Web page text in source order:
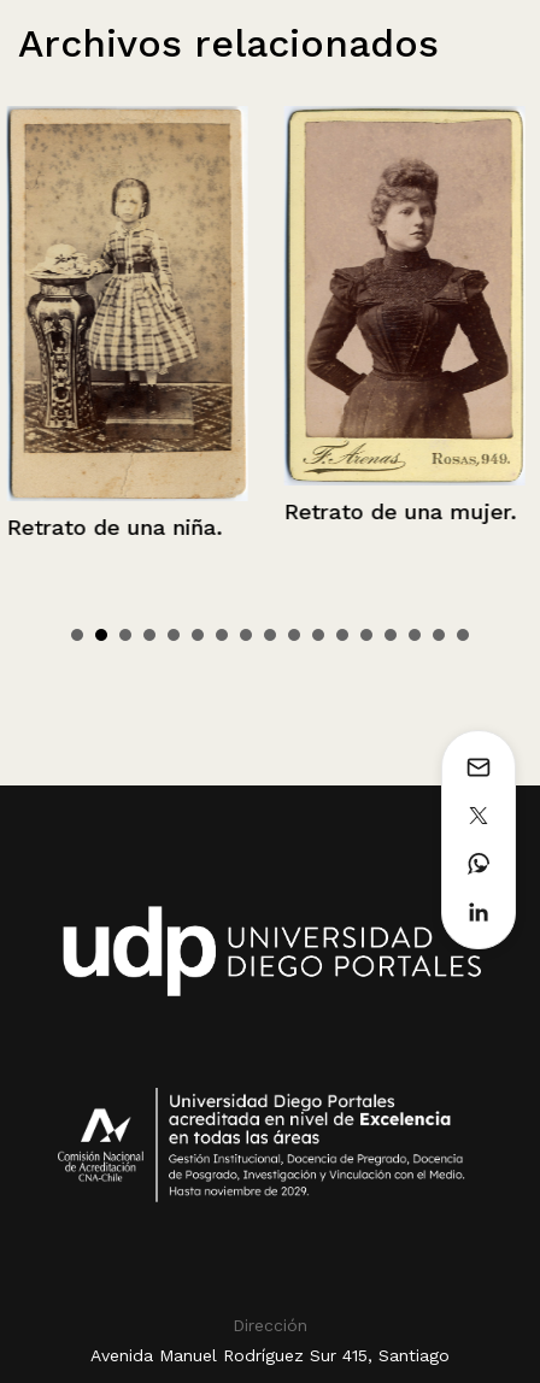
Archivos relacionados
Retrato de una niña.
Retrato de una mujer.
Dirección
Avenida Manuel Rodríguez Sur 415, Santiago